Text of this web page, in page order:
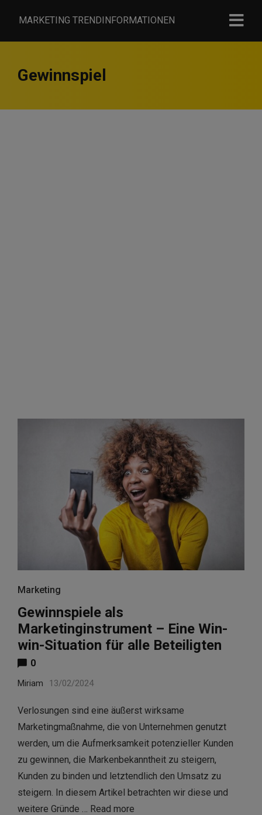
MARKETING TRENDINFORMATIONEN
Gewinnspiel
Marketing
Gewinnspiele als
Marketinginstrument – Eine Win-
win-Situation für alle Beteiligten
0
Miriam 13/02/2024
Verlosungen sind eine äußerst wirksame
Marketingmaßnahme, die von Unternehmen genutzt
werden, um die Aufmerksamkeit potenzieller Kunden
zu gewinnen, die Markenbekanntheit zu steigern,
Kunden zu binden und letztendlich den Umsatz zu
steigern. In diesem Artikel betrachten wir diese und
weitere Gründe … Read more